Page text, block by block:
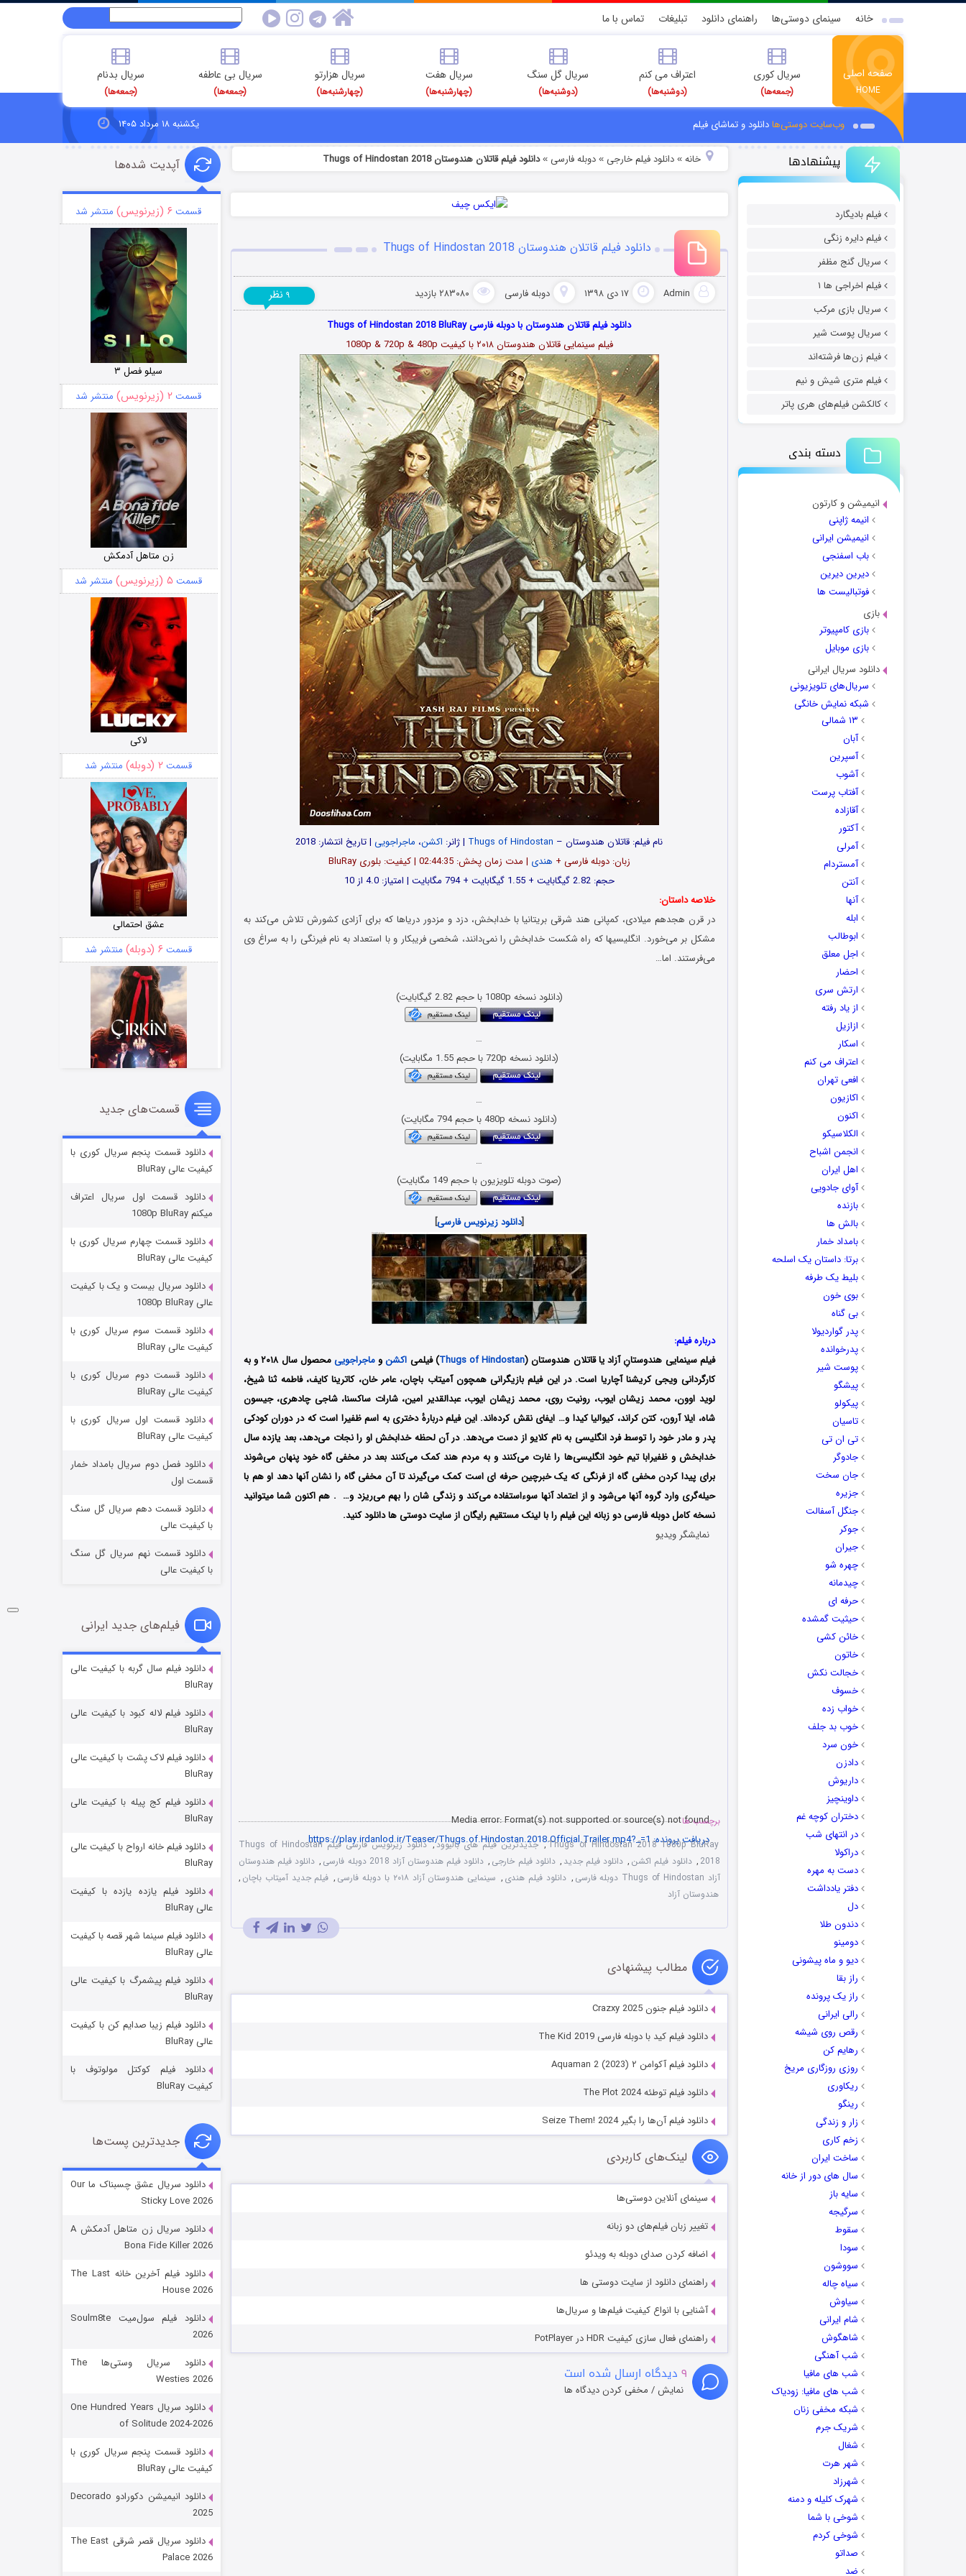
خانه سینمای دوستی‌ها راهنمای دانلود تبلیغات تماس با ما
صفحه اصلی
HOME
سریال کوری
(جمعه‌ها)
اعتراف می کنم
(دوشنبه‌ها)
سریال گل سنگ
(دوشنبه‌ها)
سریال هفت
(چهارشنبه‌ها)
سریال هزارتو
(چهارشنبه‌ها)
سریال بی عاطفه
(جمعه‌ها)
سریال بدنام
(جمعه‌ها)
وب‌سایت دوستی‌هادانلود و تماشای فیلم یکشنبه ۱۸ مرداد ۱۴۰۵
پیشنهادها
فیلم بادیگارد
فیلم دایره زنگی
سریال گنج مظفر
فیلم اخراجی ها ۱
سریال بازی مرکب
سریال پوست شیر
فیلم زن‌ها فرشته‌اند
فیلم متری شیش و نیم
کالکشن فیلم‌های هری پاتر
دسته بندی
انیمیشن و کارتون
انیمه ژاپنی
انیمیشن ایرانی
باب اسفنجی
دیرین دیرین
فوتبالیست ها
بازی
بازی کامپیوتر
بازی موبایل
دانلود سریال ایرانی
سریال‌های تلویزیونی
شبکه نمایش خانگی
۱۳ شمالی
آبان
آسپرین
آشوب
آفتاب پرست
آقازاده
آکتور
آمرلی
آمستردام
آنتن
آنها
ابله
ابوطالب
اجل معلق
احضار
ارتش سری
از یاد رفته
ازازیل
اسکار
اعتراف می کنم
افعی تهران
اکازیون
اکنون
الکلاسیکو
انجمن اشباح
اهل ایران
آوای جادویی
بازنده
بالش ها
بامداد خمار
برتا: داستان یک اسلحه
بلیط یک‌‌ طرفه
بوی خون
بی گناه
پدر گواردیولا
پدرخوانده
پوست شیر
پیشگو
پیکولو
تاسیان
تی ان تی
جادوگر
جان سخت
جزیره
جنگل آسفالت
جوکر
جیران
چهره شو
چیدمانه
حرفه ای
حیثیت گمشده
خائن کشی
خاتون
خجالت نکش
خسوف
خواب زده
خوب بد جلف
خون سرد
دادزن
داریوش
داوینچیز
دختران کوچه غم
در انتهای شب
دراکولا
دست به مهره
دفتر یادداشت
دل
دندون طلا
دومینو
دیو و ماه پیشونی
راز بقا
راز یک پرونده
رالی ایرانی
رقص روی شیشه
رهایم کن
روزی روزگاری مریخ
ریکاوری
رینگو
زار و زندگی
زخم کاری
ساخت ایران
سال های دور از خانه
سایه باز
سرگیجه
سقوط
سودا
سووشون
سیاه چاله
سیاوش
شام ایرانی
شاهگوش
شب آهنگی
شب های مافیا
شب های مافیا: زودیاک
شبکه مخفی زنان
شریک جرم
شغال
شهر هرت
شهرزاد
شهرک کلیله و دمنه
شوخی با شما
شوخی کردم
صداتو
ضد
خانه» دانلود فیلم خارجی » دوبله فارسی »دانلود فیلم قاتلان هندوستان Thugs of Hindostan 2018
دانلود فیلم قاتلان هندوستان Thugs of Hindostan 2018
Admin ۱۷ دی ۱۳۹۸ دوبله فارسی ۲۸۳۰۸۰ بازدید ۹ نظر
دانلود فیلم قاتلان هندوستان با دوبله فارسی Thugs of Hindostan 2018 BluRay
فیلم سینمایی قاتلان هندوستان۲۰۱۸با کیفیت 1080p & 720p & 480p
نام فیلم: قاتلان هندوستان – Thugs of Hindostan | ژانر: اکشن، ماجراجویی| تاریخ انتشار: 2018
زبان: دوبله فارسی + هندی | مدت زمان پخش: 02:44:35 | کیفیت: بلوری BluRay
حجم: 2.82 گیگابایت + 1.55 گیگابایت + 794 مگابایت | امتیاز: 4.0 از 10
خلاصه داستان:
در قرن هجدهم میلادی، کمپانی هند شرقی بریتانیا با خدابخش، دزد و مزدور دریاها که برای آزادی کشورش تلاش می‌کند به
مشکل بر می‌خورد. انگلیسی‎ها که راه شکست خدابخش را نمی‌دانند، شخصی فریبکار و با استعداد به نام فیرنگی را به سراغ وی
می‌فرستند. اما…
(دانلود نسخه 1080p با حجم 2.82 گیگابایت)
…
(دانلود نسخه 720p با حجم 1.55 مگابایت)
…
(دانلود نسخه 480p با حجم 794 مگابایت)
…
(صوت دوبله تلویزیون با حجم 149 مگابایت)
[دانلود زیرنویس فارسی]
درباره فیلم:
فیلم سینمایی هندوستانِ آزاد یا قاتلان هندوستان (Thugs of Hindostan) فیلمی اکشنو ماجراجویی
محصول سال ۲۰۱۸ و به
کارگردانی ویجی کریشنا آچاریا است. در این فیلم بازیگرانی همچون آمیتاب باچان، عامر خان، کاترینا کایف، فاطمه ثنا شیخ،
لوید اوون، محمد زیشان ایوب، رونیت روی، محمد زیشان ایوب، عبدالقدیر امین، شارات ساکسنا، شاجی چادهری، جیسون
شاه، ایلا آرون، کتن کراند، کیوالیا کیدا و… ایفای نقش کرده‌اند. این فیلم دربارهٔ دختری به اسم ظفیرا است که در دوران کودکی
پدر و مادر خود را توسط فرد انگلیسی به نام کلایو از دست می‌دهد. در آن لحظه خدابخش او را نجات می‌دهد، بعد یازده سال
خدابخش و ظفیرابا تیم خود انگلیسی‌ها را غارت می‌کنند و به مردم هند کمک می‌کنند بعد در مخفی گاه خود پنهان می‌شوند
برای پیدا کردن مخفی گاه از فرنگی که یک خبرچین حرفه ای است کمک می‌گیرند تا آن مخفی گاه را نشان آنها دهد او هم با
حیله‌گری وارد گروه آنها می‌شود و از اعتماد آنها سوءاستفاده می‌کند و زندگی شان را بهم می‌ریزد و… . هم اکنون شما میتوانید
نسخه کامل دوبله فارسی دو زبانه این فیلم را با لینک مستقیم رایگان از سایت دوستی ها دانلود کنید.
نمایشگر ویدیو
Media error: Format(s) not supported or source(s) not found
دریافت پرونده: https://play.irdanlod.ir/Teaser/Thugs.of.Hindostan.2018.Official.Trailer.mp4?_=1
00:00
برچسب ها
Thugs of Hindostan 2018 1080p BluRay
,جدیدترین فیلم های بالیوود,
دانلود زیرنویس فارسی فیلم Thugs of Hindostan
2018
, دانلود فیلم اکشن , دانلود فیلم جدید , دانلود فیلم خارجی , دانلود فیلم هندوستان آزاد 2018 دوبله فارسی , دانلود فیلم هندوستان
آزاد Thugs of Hindostan دوبله فارسی
, دانلود فیلم هندی , سینمایی هندوستان آزاد ۲۰۱۸ با دوبله فارسی , فیلم جدید آمیتاب باچان ,
هندوستان آزاد
مطالب پیشنهادی
دانلود فیلم جنون Crazxy 2025
دانلود فیلم کید با دوبله فارسی The Kid 2019
دانلود فیلم آکوامن ۲ Aquaman 2 (2023)
دانلود فیلم توطئه The Plot 2024
دانلود فیلم آن‌ها را بگیر Seize Them! 2024
لینک‌های کاربردی
سینمای آنلاین دوستی‌ها
تغییر زبان فیلم‌های دو زبانه
اضافه کردن صدای دوبله به ویدئو
راهنمای دانلود از سایت دوستی ها
آشنایی با انواع کیفیت فیلم‌ها و سریال‌ها
راهنمای فعال سازی کیفیت HDR در PotPlayer
۹ دیدگاه ارسال شده است
نمایش / مخفی کردن دیدگاه ها
آپدیت شده‌ها
قسمت ۶ (زیرنویس) منتشر شد
سیلو فصل ۳
قسمت ۲ (زیرنویس) منتشر شد
زن متاهل آدمکش
قسمت ۵ (زیرنویس) منتشر شد
لاکی
قسمت ۲ (دوبله) منتشر شد
عشق احتمالی
قسمت ۶ (دوبله) منتشر شد
سریال زشت
قسمت۵ (زیرنویس) منتشر شد
وستی ها
قسمت ۶ (زیرنویس) منتشر شد
فروشگاهی برای قاتلان فصل ۲
قسمت
شوهر
عملیات آپارتمان
قسمت۲ (زیرنویس)
شکست استوارت در نجات جهان
قسمت۷ (زیرنویس)
قسمت‌های جدید
دانلود قسمت پنجم سریال کوری با
کیفیت عالی BluRay
دانلود قسمت اول سریال اعتراف
میکنم 1080p BluRay
دانلود قسمت چهارم سریال کوری با
کیفیت عالی BluRay
دانلود سریال بیست و یک با کیفیت
عالی 1080p BluRay
دانلود قسمت سوم سریال کوری با
کیفیت عالی BluRay
دانلود قسمت دوم سریال کوری با
کیفیت عالی BluRay
دانلود قسمت اول سریال کوری با
کیفیت عالی BluRay
دانلود فصل دوم سریال بامداد خمار
قسمت اول
دانلود قسمت دهم سریال گل سنگ
با کیفیت عالی
دانلود قسمت نهم سریال گل سنگ
با کیفیت عالی
فیلم‌های جدید ایرانی
دانلود فیلم سال گربه با کیفیت عالی
BluRay
دانلود فیلم لاله کبود با کیفیت عالی
BluRay
دانلود فیلم لاک پشت با کیفیت عالی
BluRay
دانلود فیلم کج‌ پیله با کیفیت عالی
BluRay
دانلود فیلم خانه ارواح با کیفیت عالی
BluRay
دانلود فیلم یازده یازده با کیفیت
عالی BluRay
دانلود فیلم سینما شهر قصه با کیفیت
عالی BluRay
دانلود فیلم پیشمرگ با کیفیت عالی
BluRay
دانلود فیلم زیبا صدایم کن با کیفیت
عالی BluRay
دانلود فیلم کوکتل مولوتوف با
کیفیت BluRay
جدیدترین پست‌ها
دانلود سریال عشق چسبناک ما Our
Sticky Love 2026
دانلود سریال زن متاهل آدمکش A
Bona Fide Killer 2026
دانلود فیلم آخرین خانه The Last
House 2026
دانلود فیلم سول‌میت Soulm8te
2026
دانلود سریال وستی‌ها The
Westies 2026
دانلود سریال One Hundred Years
of Solitude 2024-2026
دانلود قسمت پنجم سریال کوری با
کیفیت عالی BluRay
دانلود انیمیشن دکورادو Decorado
2025
دانلود سریال قصر شرقی The East
Palace 2026